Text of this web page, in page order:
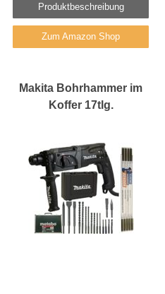
Produktbeschreibung
Zum Amazon Shop
Makita Bohrhammer im
Koffer 17tlg.